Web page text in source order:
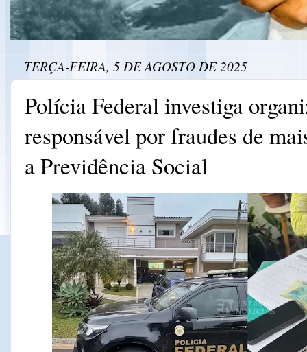
TERÇA-FEIRA, 5 DE AGOSTO DE 2025
Polícia Federal investiga
responsável por fraudes de
a Previdência Social